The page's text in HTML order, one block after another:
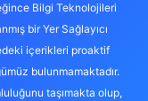
Bilgi Teknolojileri
bir Yer Sağlayıcı
içerikleri proaktif
bulunmamaktadır.
taşımakta olup,